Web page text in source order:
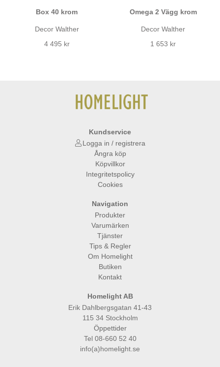
Box 40 krom
Decor Walther
4 495 kr
Omega 2 Vägg krom
Decor Walther
1 653 kr
Kundservice
Logga in / registrera
Ångra köp
Köpvillkor
Integritetspolicy
Cookies
Navigation
Produkter
Varumärken
Tjänster
Tips & Regler
Om Homelight
Butiken
Kontakt
Homelight AB
Erik Dahlbergsgatan 41-43
115 34 Stockholm
Öppettider
Tel 08-660 52 40
info(a)homelight.se